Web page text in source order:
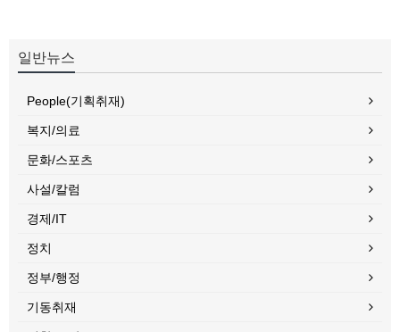
일반뉴스
People(기획취재)
복지/의료
문화/스포츠
사설/칼럼
경제/IT
정치
정부/행정
기동취재